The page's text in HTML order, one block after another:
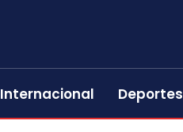
Internacional Deportes